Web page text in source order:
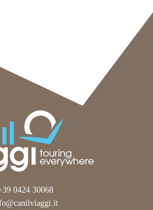
0424 30068